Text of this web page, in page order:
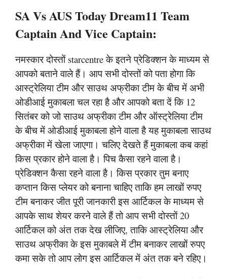
SA Vs AUS Today Dream11 Team
Captain And Vice Captain:
नमस्कार दोस्तों starcentre के इतने प्रेडिक्शन के माध्यम से
आपको बताने वाले हैं। आप सभी दोस्तों को पता होगा कि
आस्ट्रेलिया टीम और साउथ अफ्रीका टीम के बीच में अभी
ओडीआई मुकाबला चल रहा है और आपको बता दें कि 12
सितंबर को जो साउथ अफ्रीका टीम और ऑस्ट्रेलिया टीम
के बीच में ओडीआई मुकाबला होने वाला है यह मुकाबला साउथ
अफ्रीका में खेला जाएगा। चलिए देखते हैं मुकाबला कब कहां
किस प्रकार होने वाला है। पिच कैसा रहने वाला है।
प्रेडिक्शन कैसा रहने वाला है। किस प्रकार तुम बनाए
कप्तान किस प्लेयर को बनाना चाहिए ताकि हम लाखों रुपए
टीम बनाकर जीत पूरी जानकारी इस आर्टिकल के माध्यम से
आपके साथ शेयर करने वाले हैं तो आप सभी दोस्तों 20
आर्टिकल को अंत तक देख लीजिए, ताकि आस्ट्रेलिया और
साउथ अफ्रीका के इस मुकाबले में टीम बनाकर लाखों रुपए
कमा सके तो आप लोग इस आर्टिकल में अंत तक बने रहिए।